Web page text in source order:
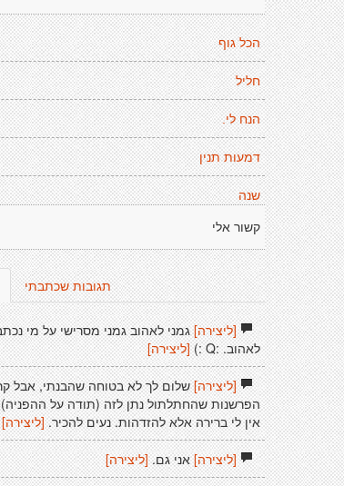
הכל גוף
חליל
הנח לי.
דמעות תנין
שנה
קשור אלי
תגובות שכתבתי
[ליצירה]גמני לאהוב גמני מסרישי על מי
לאהוב. :Q :)
[ליצירה]
[ליצירה]שלום לך לא בטוחה שהבנתי, אבל
הפרשנות שהחתלתול נתן לזה (תודה על
אין לי ברירה אלא להזדהות. נעים להכיר. [ליצירה]
[ליצירה]אני גם. [ליצירה]